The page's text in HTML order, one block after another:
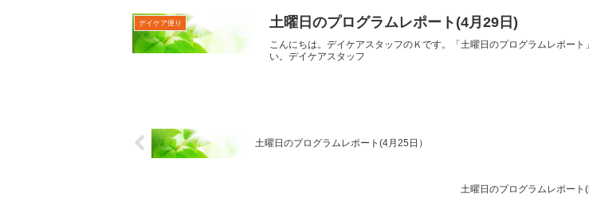
デイケア便り 土曜日のプログラムレポート(4月29日)
こんにちは。デイケアスタッフのＫです。「土曜日のプログラムレポー
い。デイケアスタッフ
土曜日のプログラムレポート(4月25日）
土曜日のプログラムレポート